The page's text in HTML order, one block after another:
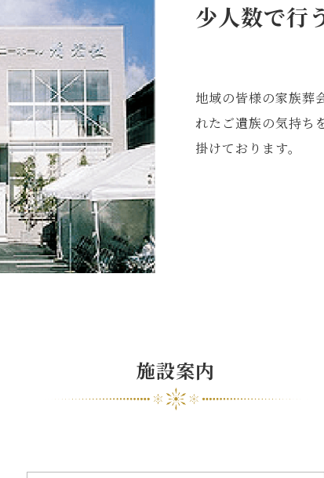
少人数で行
地域の皆様の家族葬
れたご遺族の気持ち
掛けております。
施設案内